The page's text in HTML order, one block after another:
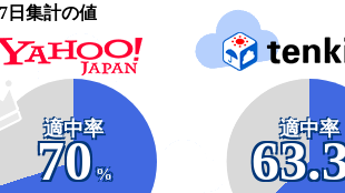
日集計の値
適中率
70
%
適中率